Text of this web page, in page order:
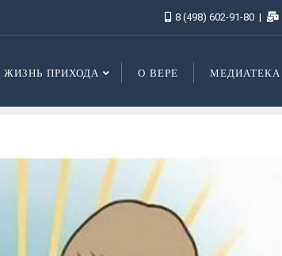
8 (498) 602-91-80
ЖИЗНЬ ПРИХОДА О ВЕРЕ МЕДИАТЕКА